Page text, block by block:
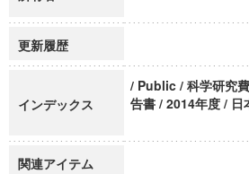
更新履歴
インデックス
/ Public / 科学研究
告書 / 2014年度 / 日
関連アイテム